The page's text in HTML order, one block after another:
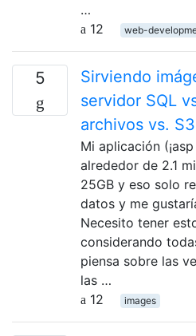
…
12
web-
5
Sirviendo
servidor SQL
archivos vs.
Mi aplicación
alrededor de 2.1
25GB y eso solo
datos y me
Necesito tener
considerando
piensa sobre las
las …
12
images